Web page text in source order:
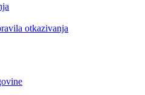
otkazivanja